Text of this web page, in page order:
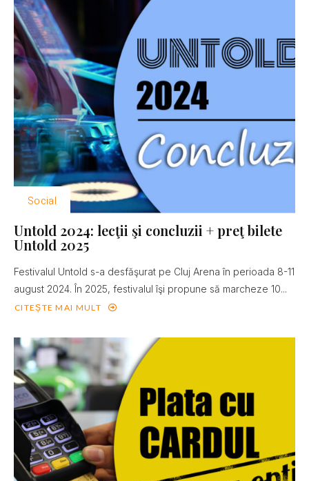
Social
Untold 2024: lecţii şi concluzii + preţ bilete
Untold 2025
Festivalul Untold s-a desfăşurat pe Cluj Arena în perioada 8-11
august 2024. În 2025, festivalul îşi propune să marcheze 10...
CITEȘTE MAI MULT